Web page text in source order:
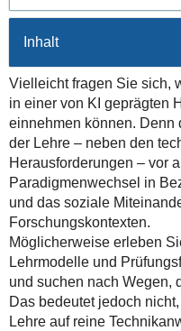
2026-
10-
2026-
10-
13T23:00:00+02:00
Inhalt
Vielleicht fragen Sie sich,
in einer von KI geprägten
einnehmen können. Denn
der Lehre – neben den
Herausforderungen – vor
Paradigmenwechsel in
und das soziale
Forschungskontexten.
Möglicherweise erleben
Lehrmodelle und
und suchen nach Wegen,
Das bedeutet jedoch
Lehre auf reine